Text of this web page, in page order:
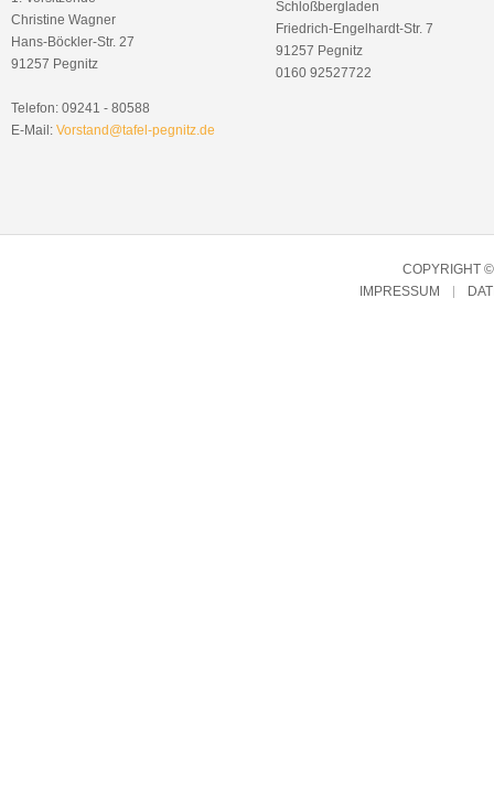
Christine Wagner
Hans-Böckler-Str. 27
91257 Pegnitz
Telefon: 09241 - 80588
E-Mail: Vorstand@tafel-pegnitz.de
Schloßbergladen
Friedrich-Engelhardt-Str. 7
91257 Pegnitz
0160 92527722
COPYRIGHT
IMPRESSUM